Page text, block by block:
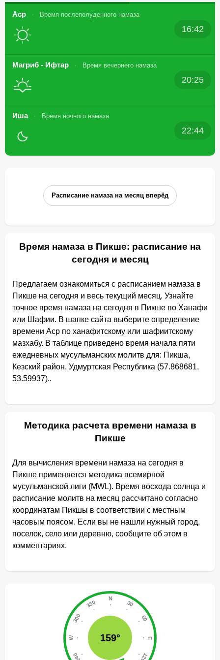
Аср Время послеполуденного намаза
16:42
Магриб - Ифтар Время вечернего намаза
20:25
Иша Время ночного намаза
22:44
Расписание намаза на месяц вперёд
Время намаза в Пикше: расписание на
сегодня и месяц
Предлагаем ознакомиться с расписанием намаза в
Пикше на сегодня и весь текущий месяц. Узнайте
точное время намаза на сегодня в Пикше по Ханафи
или Шафии. В шапке сайта выберите определение
времени Аср по ханафитскому или шафиитскому
мазхабу. В таблице приведено время начала пяти
ежедневных мусульманских молитв для: Пикша,
Кезский район, Удмуртская Республика (57.868681,
53.59937)..
Методика расчета времени намаза в
Пикше
Для вычисления времени намаза на сегодня в
Пикше применяется методика всемирной
мусульманской лиги (MWL). Время восхода солнца и
расписание молитв на месяц рассчитано согласно
координатам Пикшы в соответствии с местным
часовым поясом. Если вы не нашли нужный город,
поселок, село или деревню, сообщите об этом в
комментариях.
159°